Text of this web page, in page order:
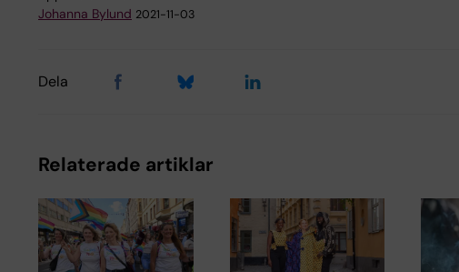
Johanna Bylund 2021-11-03
Dela
Relaterade artiklar